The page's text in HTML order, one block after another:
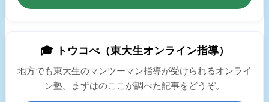
🎓 トウコべ（東大生オンライン指導）
地方でも東大生のマンツーマン指導が受けられるオンライ
ン塾。まずはのここが調べた記事をどうぞ。